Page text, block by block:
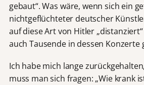
gebaut“. Was wäre, wenn sich ein
nichtgeflüchteter deutscher
auf diese Art von Hitler
auch Tausende in dessen Konzerte
Ich habe mich lange
muss man sich fragen: „Wie krank